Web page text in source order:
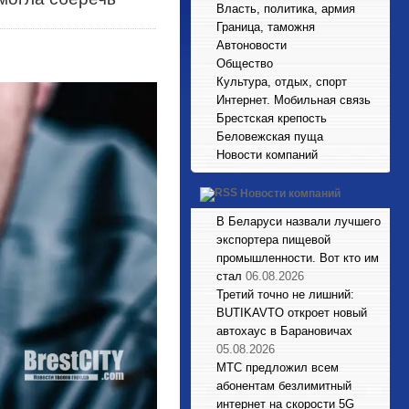
Власть, политика, армия
Граница, таможня
Автоновости
Общество
Культура, отдых, спорт
Интернет. Мобильная связь
Брестская крепость
Беловежская пуща
Новости компаний
Новости компаний
В Беларуси назвали лучшего
экспортера пищевой
промышленности. Вот кто им
стал 06.08.2026
Третий точно не лишний:
BUTIKAVTO откроет новый
автохаус в Барановичах
05.08.2026
МТС предложил всем
абонентам безлимитный
интернет на скорости 5G